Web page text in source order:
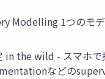
Modelling 1つのモ
in the wild - スマホ
などの